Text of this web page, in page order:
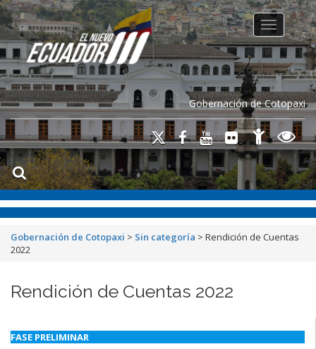
Gobernación de Cotopaxi
Toggle
Gobernación de Cotopaxi > Sin categoría > Rendición de Cuentas
2022
Rendición de Cuentas 2022
FASE PRELIMINAR